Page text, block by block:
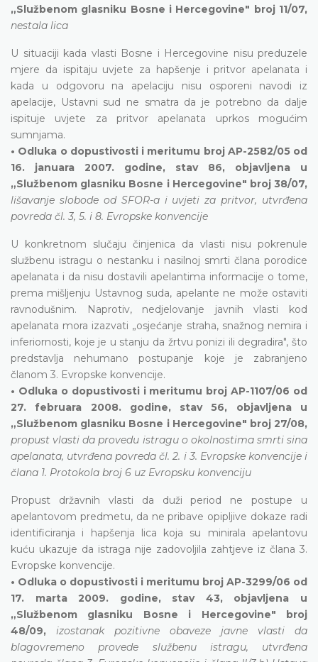
„Službenom glasniku Bosne i Hercegovine" broj 11/07,
nestala lica
U situaciji kada vlasti Bosne i Hercegovine nisu preduzele
mjere da ispitaju uvjete za hapšenje i pritvor apelanata i
kada u odgovoru na apelaciju nisu osporeni navodi iz
apelacije, Ustavni sud ne smatra da je potrebno da dalje
ispituje uvjete za pritvor apelanata uprkos mogućim
sumnjama.
• Odluka o dopustivosti i meritumu broj AP-2582/05 od
16. januara 2007. godine, stav 86, objavljena u
„Službenom glasniku Bosne i Hercegovine" broj 38/07,
lišavanje slobode od SFOR-a i uvjeti za pritvor, utvrđena
povreda čl. 3, 5. i 8. Evropske konvencije
U konkretnom slučaju činjenica da vlasti nisu pokrenule
službenu istragu o nestanku i nasilnoj smrti člana porodice
apelanata i da nisu dostavili apelantima informacije o tome,
prema mišljenju Ustavnog suda, apelante ne može ostaviti
ravnodušnim. Naprotiv, nedjelovanje javnih vlasti kod
apelanata mora izazvati „osjećanje straha, snažnog nemira i
inferiornosti, koje je u stanju da žrtvu ponizi ili degradira", što
predstavlja nehumano postupanje koje je zabranjeno
članom 3. Evropske konvencije.
• Odluka o dopustivosti i meritumu broj AP-1107/06 od
27. februara 2008. godine, stav 56, objavljena u
„Službenom glasniku Bosne i Hercegovine" broj 27/08,
propust vlasti da provedu istragu o okolnostima smrti sina
apelanata, utvrđena povreda čl. 2. i 3. Evropske konvencije i
člana 1. Protokola broj 6 uz Evropsku konvenciju
Propust državnih vlasti da duži period ne postupe u
apelantovom predmetu, da ne pribave opipljive dokaze radi
identificiranja i hapšenja lica koja su minirala apelantovu
kuću ukazuje da istraga nije zadovoljila zahtjeve iz člana 3.
Evropske konvencije.
• Odluka o dopustivosti i meritumu broj AP-3299/06 od
17. marta 2009. godine, stav 43, objavljena u
„Službenom glasniku Bosne i Hercegovine" broj
48/09, izostanak pozitivne obaveze javne vlasti da
blagovremeno provede službenu istragu, utvrđena